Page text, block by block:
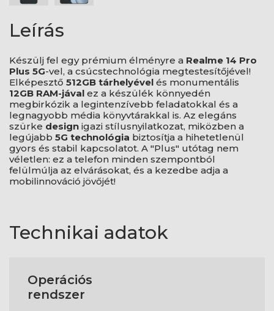
Leírás
Készülj fel egy prémium élményre a Realme 14 Pro
Plus 5G-vel, a csúcstechnológia megtestesítőjével!
Elképesztő 512GB tárhelyével és monumentális
12GB RAM-jával ez a készülék könnyedén
megbirkózik a legintenzívebb feladatokkal és a
legnagyobb média könyvtárakkal is. Az elegáns
szürke design igazi stílusnyilatkozat, miközben a
legújabb 5G technológia biztosítja a hihetetlenül
gyors és stabil kapcsolatot. A "Plus" utótag nem
véletlen: ez a telefon minden szempontból
felülmúlja az elvárásokat, és a kezedbe adja a
mobilinnováció jövőjét!
Technikai adatok
Operációs
rendszer